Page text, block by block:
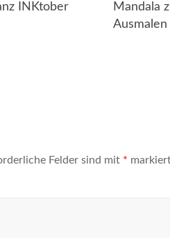
INKtober
Mandala
Ausmalen
Felder sind mit *